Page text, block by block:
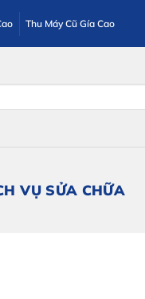
Thu Máy Cũ Gía Cao
VỤ SỬA CHỮA